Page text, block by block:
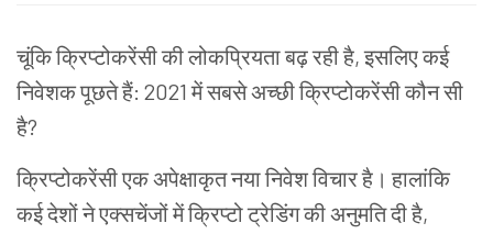
चूंकिक्रिप्टोकरेंसीकीलोकप्रियताबढ़रहीहै,इसलिएकई
निवेशकपूछतेहैं: 2021मेंसबसेअच्छीक्रिप्टोकरेंसीकौनसी
है?
क्रिप्टोकरेंसीएकअपेक्षाकृतनयानिवेशविचारहै। हालांकि
कईदेशोंनेएक्सचेंजोंमेंक्रिप्टोट्रेडिंगकीअनुमतिदीहै,